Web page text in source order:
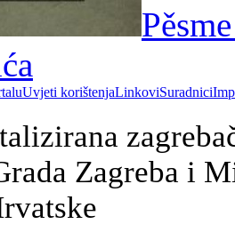
Uvjeti korištenjaLinkoviSuradnici
Zagreba i